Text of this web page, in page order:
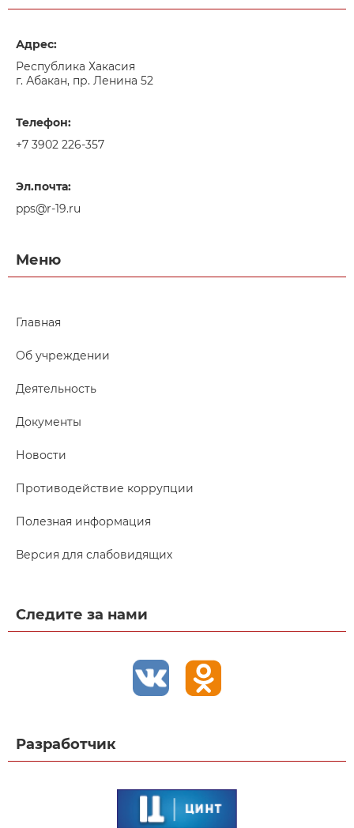
Адрес:
Республика Хакасия
г. Абакан, пр. Ленина 52
Телефон:
+7 3902 226-357
Эл.почта:
pps@r-19.ru
Меню
Главная
Об учреждении
Деятельность
Документы
Новости
Противодействие коррупции
Полезная информация
Версия для слабовидящих
Следите за нами
Разработчик